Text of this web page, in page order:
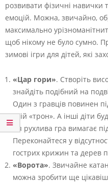
розвивати фізичні навички
емоцій. Можна, звичайно,
максимально
щоб нікому не було сумно.
зимові ігри для дітей, які
«Цар гори». Створіть
знайдіть подібний на
Один з гравців повинен
свій «трон». А інші діти
Ця рухлива гра вимагає
Переконайтеся у
гострих крижин та дерев
«Ворота». Звичайне
можна зробити ще